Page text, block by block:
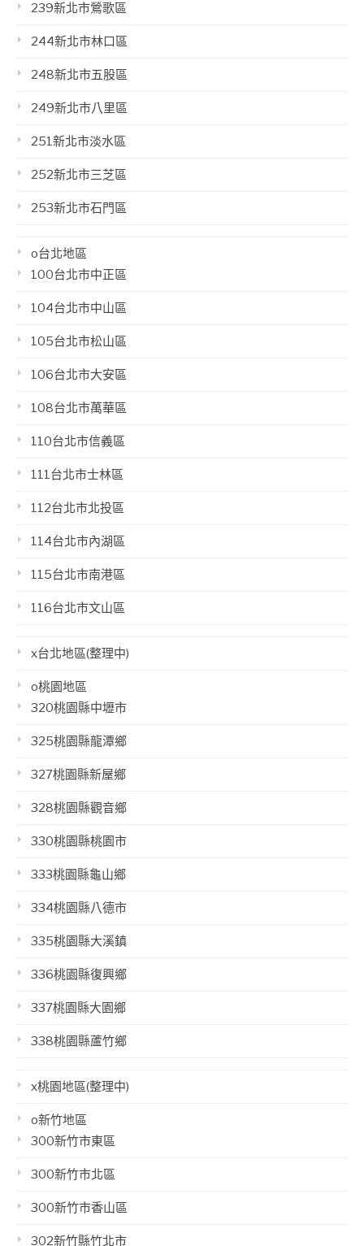
239新北市鶯歌區
244新北市林口區
248新北市五股區
249新北市八里區
251新北市淡水區
252新北市三芝區
253新北市石門區
o台北地區
100台北市中正區
104台北市中山區
105台北市松山區
106台北市大安區
108台北市萬華區
110台北市信義區
111台北市士林區
112台北市北投區
114台北市內湖區
115台北市南港區
116台北市文山區
x台北地區(整理中)
o桃園地區
320桃園縣中壢市
325桃園縣龍潭鄉
327桃園縣新屋鄉
328桃園縣觀音鄉
330桃園縣桃園市
333桃園縣龜山鄉
334桃園縣八德市
335桃園縣大溪鎮
336桃園縣復興鄉
337桃園縣大園鄉
338桃園縣蘆竹鄉
x桃園地區(整理中)
o新竹地區
300新竹市東區
300新竹市北區
300新竹市香山區
302新竹縣竹北市